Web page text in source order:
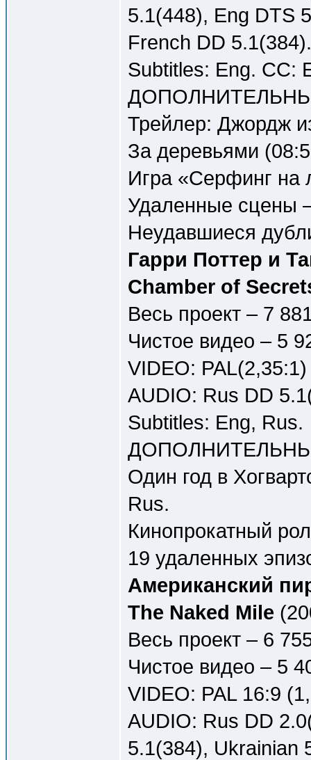
5.1(448), Eng DTS
French DD 5.1(384).
Subtitles: Eng. CC:
Трейлер: Джордж
За деревьями
Игра «Серфинг на
Удаленные сцены
Неудавшиеся
Гарри Поттер и
Chamber of
Весь проект – 7
Чистое видео – 5
VIDEO:
AUDIO: Rus DD
Subtitles: Eng, Rus.
Один год в
Rus.
Кинопрокатный
19 удаленных
Американский
The Naked Mile
Весь проект – 6
Чистое видео – 5
VIDEO: PAL 16:9
AUDIO: Rus DD
5.1(384), Ukrainian